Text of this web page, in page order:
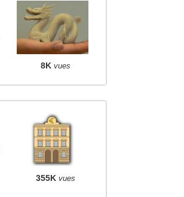
8K vues
355K vues